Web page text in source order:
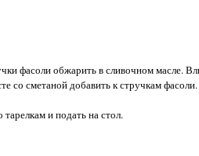
фасоли обжарить в сливочном масле.
со сметаной добавить к стручкам
и подать на стол.